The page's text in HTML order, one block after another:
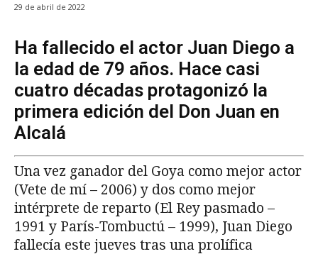
29 de abril de 2022
Ha fallecido el actor Juan Diego a
la edad de 79 años. Hace casi
cuatro décadas protagonizó la
primera edición del Don Juan en
Alcalá
Una vez ganador del Goya como mejor actor
(Vete de mí – 2006) y dos como mejor
intérprete de reparto (El Rey pasmado –
1991 y París-Tombuctú – 1999), Juan Diego
fallecía este jueves tras una prolífica